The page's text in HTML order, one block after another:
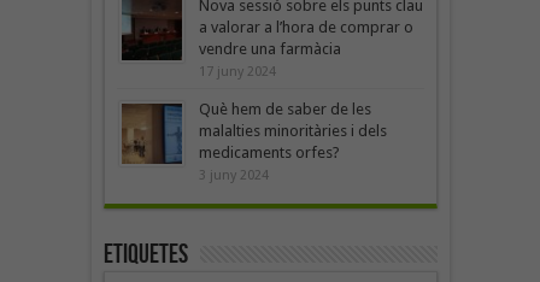
Nova sessió sobre els punts clau
a valorar a l’hora de comprar o
vendre una farmàcia
17 juny 2024
Què hem de saber de les
malalties minoritàries i dels
medicaments orfes?
3 juny 2024
Etiquetes